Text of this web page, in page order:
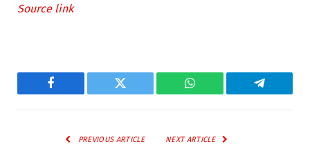
Source link
Facebook Twitter WhatsApp Telegram
PREVIOUS ARTICLE NEXT ARTICLE